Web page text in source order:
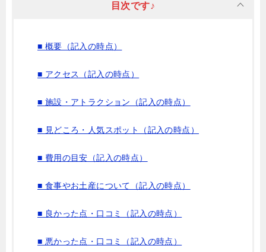
目次です♪
■ 概要（記入の時点）
■ アクセス（記入の時点）
■ 施設・アトラクション（記入の時点）
■ 見どころ・人気スポット（記入の時点）
■ 費用の目安（記入の時点）
■ 食事やお土産について（記入の時点）
■ 良かった点・口コミ（記入の時点）
■ 悪かった点・口コミ（記入の時点）